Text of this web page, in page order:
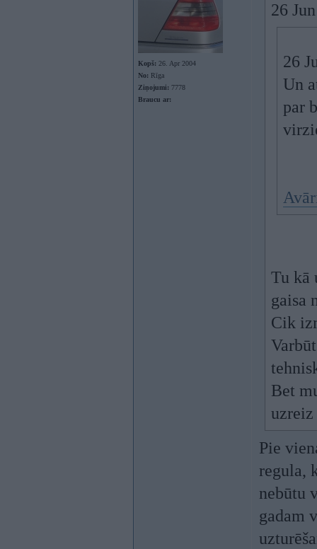
Kopš: 26. Apr 2004
No: Rīga
Ziņojumi: 7778
Braucu ar:
26
26
Un
par
Tu kā
gaisa
Cik
Bet
uzreiz
Pie
regula,
nebūtu
gadam